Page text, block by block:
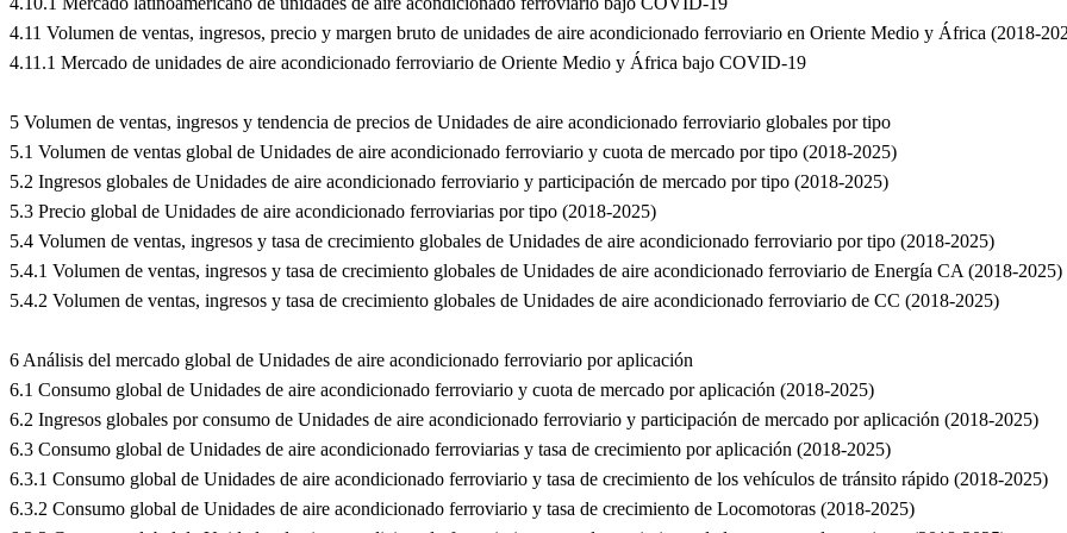
4.11 Volumen de ventas, ingresos, precio y margen bruto de unidades de aire acondicionado ferroviario en Oriente Medio y África (2018-
4.11.1 Mercado de unidades de aire acondicionado ferroviario de Oriente Medio y África bajo COVID-19
5 Volumen de ventas, ingresos y tendencia de precios de Unidades de aire acondicionado ferroviario globales por tipo
5.1 Volumen de ventas global de Unidades de aire acondicionado ferroviario y cuota de mercado por tipo (2018-2025)
5.2 Ingresos globales de Unidades de aire acondicionado ferroviario y participación de mercado por tipo (2018-2025)
5.3 Precio global de Unidades de aire acondicionado ferroviarias por tipo (2018-2025)
5.4 Volumen de ventas, ingresos y tasa de crecimiento globales de Unidades de aire acondicionado ferroviario por tipo (2018-2025)
5.4.1 Volumen de ventas, ingresos y tasa de crecimiento globales de Unidades de aire acondicionado ferroviario de Energía CA (2018-2025)
5.4.2 Volumen de ventas, ingresos y tasa de crecimiento globales de Unidades de aire acondicionado ferroviario de CC (2018-2025)
6 Análisis del mercado global de Unidades de aire acondicionado ferroviario por aplicación
6.1 Consumo global de Unidades de aire acondicionado ferroviario y cuota de mercado por aplicación (2018-2025)
6.2 Ingresos globales por consumo de Unidades de aire acondicionado ferroviario y participación de mercado por aplicación (2018-2025)
6.3 Consumo global de Unidades de aire acondicionado ferroviarias y tasa de crecimiento por aplicación (2018-2025)
6.3.1 Consumo global de Unidades de aire acondicionado ferroviario y tasa de crecimiento de los vehículos de tránsito rápido (2018-2025)
6.3.2 Consumo global de Unidades de aire acondicionado ferroviario y tasa de crecimiento de Locomotoras (2018-2025)